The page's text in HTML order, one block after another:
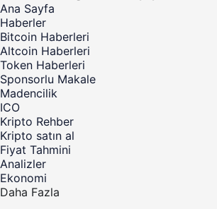
Ana Sayfa
Haberler
Bitcoin Haberleri
Altcoin Haberleri
Token Haberleri
Sponsorlu Makale
Madencilik
ICO
Kripto Rehber
Kripto satın al
Fiyat Tahmini
Analizler
Ekonomi
Daha Fazla